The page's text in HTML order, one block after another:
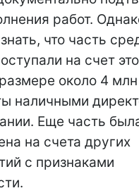
работ.
что часть
на счет
около 4 млн
наличными
Еще часть
на счета других
с признаками